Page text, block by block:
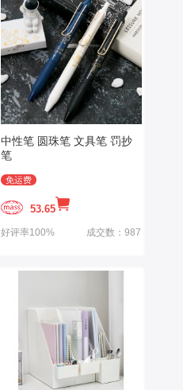
中性笔 圆珠笔 文具笔 罚抄
笔
免运费
53.65
好评率100% 成交数：987